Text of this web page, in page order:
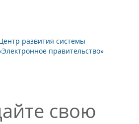
развития системы
правительство»
свою